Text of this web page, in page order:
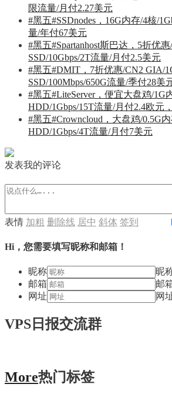
限流量/月付2.27美元
#黑五#SSDnodes，16G内存/4核/
量/年付67美元
#黑五#Spartanhost斯巴达，5折优
SSD/10Gbps/2T流量/月付2.5美元
#黑五#DMIT，7折优惠/CN2 GIA/
SSD/100Mbps/650G流量/季付28美
#黑五#LiteServer，便宜大盘鸡/1G
HDD/1Gbps/15T流量/月付2.4欧元
#黑五#Crowncloud，大盘鸡/0.5G
HDD/1Gbps/4T流量/月付7美元
发表我的评论
表情 加粗 删除线 居中 斜体 签到
Hi，您需要填写昵称和邮箱！
昵称
昵
邮箱
邮
网址
网
VPS日报交流群
More热门标签